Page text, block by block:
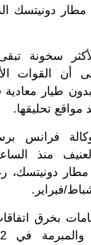
مطار دونيتسك
سخونة
أن القوات
طيار معادية
فرانس
منذ
مطار